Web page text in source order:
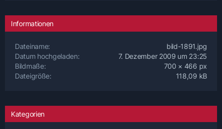
Informationen
Dateiname
bild-1891.jpg
Datum hochgeladen
7. Dezember 2009 um 23:25
Bildmaße
700 × 466 px
Dateigröße
118,09 kB
Kategorien